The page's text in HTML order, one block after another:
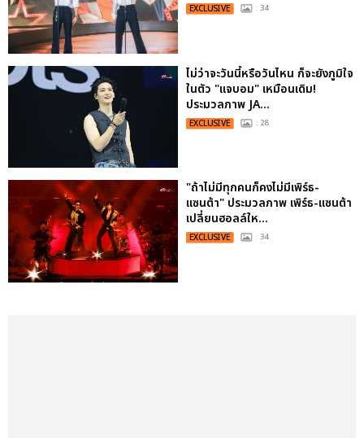
EXCLUSIVE : 34
ไม่ว่าจะวันนี้หรือวันไหน ก็จะยังภูมิใจ
ในตัว "แจบอม" เหมือนเดิม!
ประมวลภาพ JA...
EXCLUSIVE : 28
"ถ้าไม่มีทุกคนก็คงไม่มีเพิร์ธ-
แซนต้า" ประมวลภาพ เพิร์ธ-แซนต้า
เปลี่ยนฮอลล์ให...
EXCLUSIVE : 34